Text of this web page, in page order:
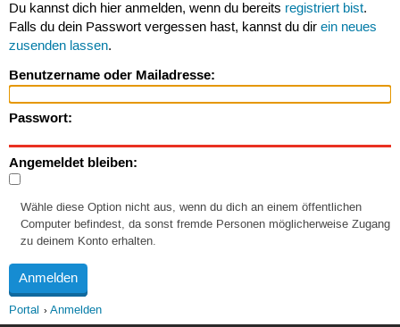
Du kannst dich hier anmelden, wenn du bereits registriert bist.
Falls du dein Passwort vergessen hast, kannst du dir ein neues
zusenden lassen.
Benutzername oder Mailadresse:
Passwort:
Angemeldet bleiben:
Wähle diese Option nicht aus, wenn du dich an einem öffentlichen
Computer befindest, da sonst fremde Personen möglicherweise Zugang
zu deinem Konto erhalten.
Portal Anmelden